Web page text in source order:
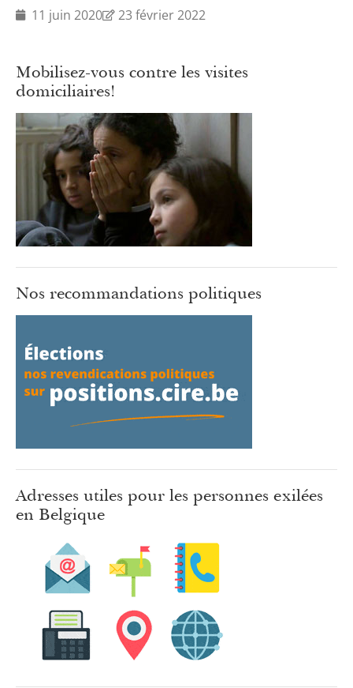
11 juin 2020 23 février 2022
Mobilisez-vous contre les visites
domiciliaires!
Nos recommandations politiques
Adresses utiles pour les personnes exilées
en Belgique